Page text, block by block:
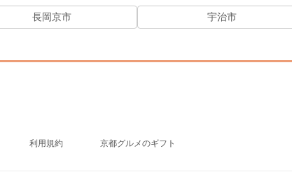
長岡京市 宇治市
利用規約 京都グルメのギフト